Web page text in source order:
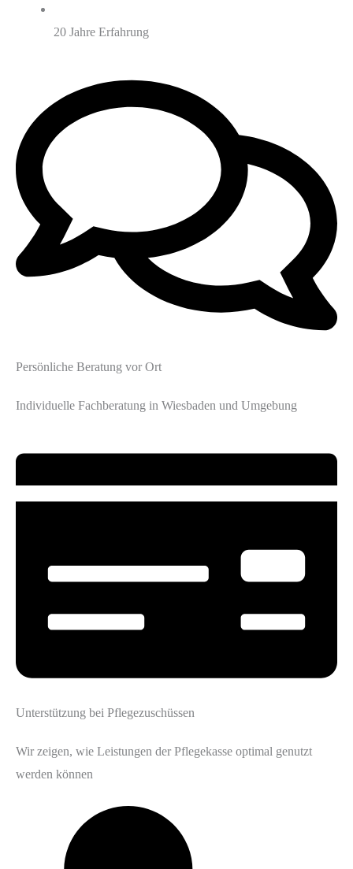
20 Jahre Erfahrung
Persönliche Beratung vor Ort
Individuelle Fachberatung in Wiesbaden und Umgebung
Unterstützung bei Pflegezuschüssen
Wir zeigen, wie Leistungen der Pflegekasse optimal genutzt
werden können